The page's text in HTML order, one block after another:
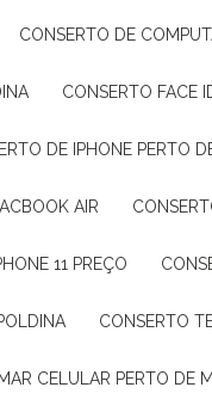
CONSERTO DE
CONSERTO FACE
DE IPHONE PERTO
AIR
11 PREÇO
CONSERTO
CELULAR PERTO DE